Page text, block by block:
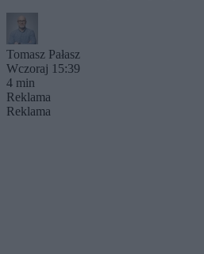
Tomasz Pałasz
Wczoraj 15:39
4 min
Reklama
Reklama